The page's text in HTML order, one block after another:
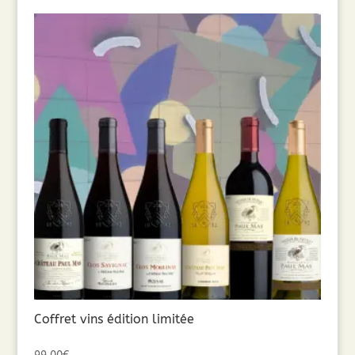
Coffret vins édition limitée